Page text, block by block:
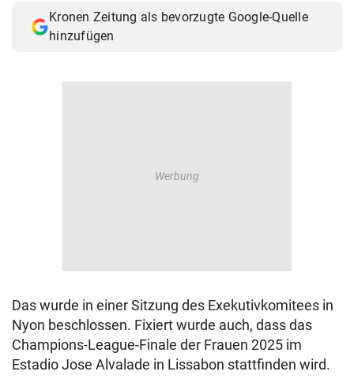
© Krone Multimedia GmbH & Co KG 2026
Muthgasse 2, 1190 Wien
Kronen Zeitung als bevorzugte Google-Quelle
hinzufügen
Das wurde in einer Sitzung des Exekutivkomitees in
Nyon beschlossen. Fixiert wurde auch, dass das
Champions-League-Finale der Frauen 2025 im
Estadio Jose Alvalade in Lissabon stattfinden wird.